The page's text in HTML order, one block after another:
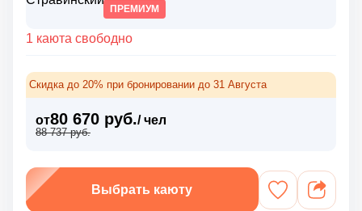
ПРЕМИУМ
1 каюта свободно
Скидка до 20% при бронировании до 31 Августа
от80 670 руб./ чел
88 737 руб.
Выбрать каюту